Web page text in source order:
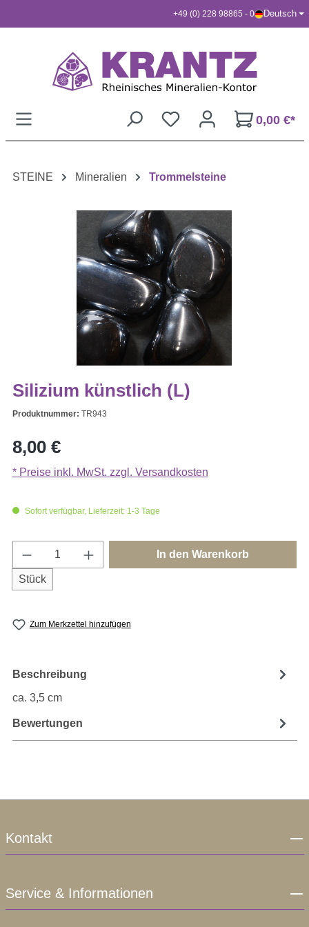
+49 (0) 228 98865 - 0 Deutsch
0,00 €*
STEINE Mineralien Trommelsteine
Silizium künstlich (L)
Produktnummer: TR943
Regulärer Preis:
8,00 €
* Preise inkl. MwSt. zzgl. Versandkosten
Sofort verfügbar, Lieferzeit: 1-3 Tage
Produkt Anzahl: Gib den gewünschten
Stück
In den Warenkorb
Zum Merkzettel hinzufügen
Beschreibung
ca. 3,5 cm
Bewertungen
Kontakt
Service & Informationen